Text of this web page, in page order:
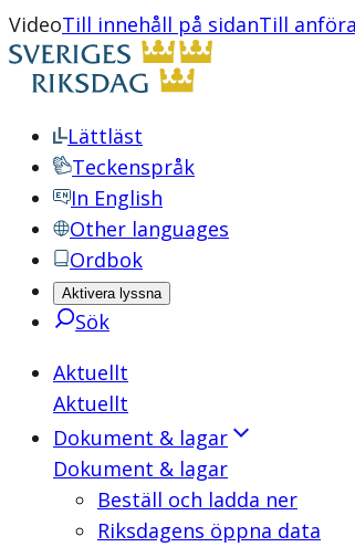
VideoTill innehåll på sidanTill
Lättläst
Teckenspråk
In English
Other languages
Ordbok
Aktivera lyssna
Sök
Aktuellt
Aktuellt
Dokument & lagar
Dokument & lagar
Beställ och ladda ner
Riksdagens öppna data